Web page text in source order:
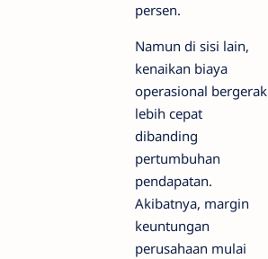
persen.
Namun di sisi lain,
kenaikan biaya
operasional bergerak
lebih cepat
dibanding
pertumbuhan
pendapatan.
Akibatnya, margin
keuntungan
perusahaan mulai